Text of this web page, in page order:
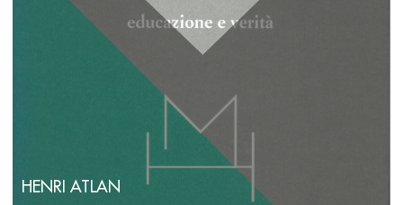
HENRI ATLAN